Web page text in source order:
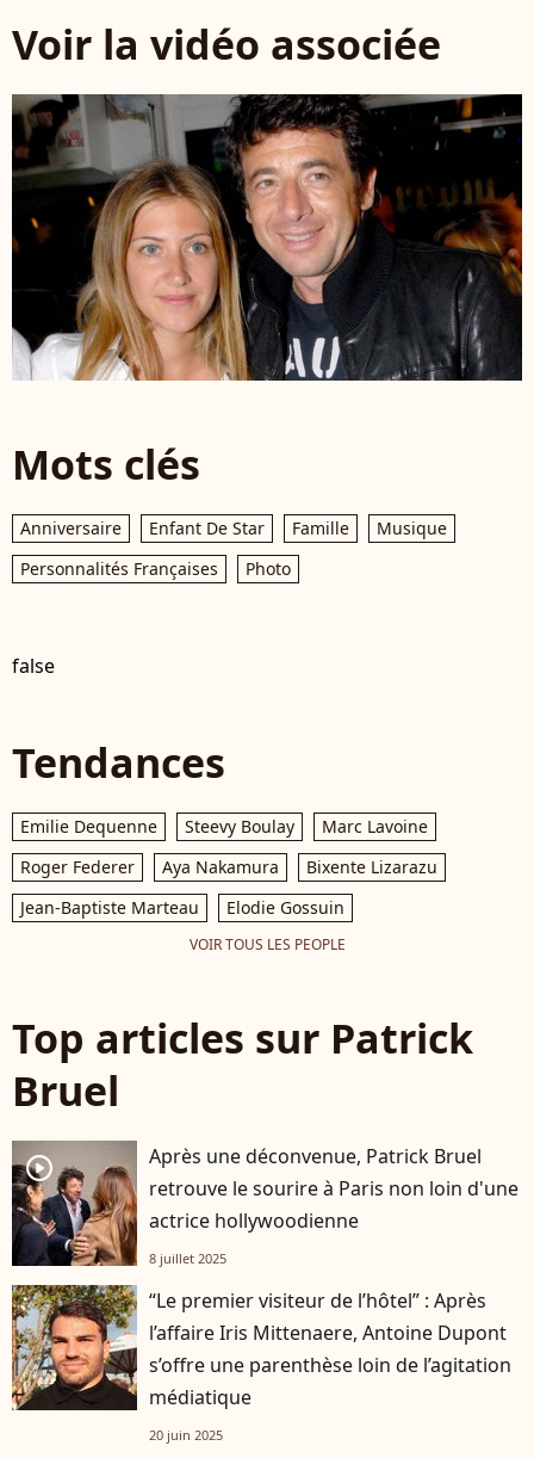
Voir la vidéo associée
Mots clés
Anniversaire Enfant De Star Famille
Musique
Personnalités Françaises
Photo
false
Tendances
Emilie Dequenne Steevy Boulay
Marc Lavoine
Roger Federer
Aya Nakamura
Bixente Lizarazu
Jean-Baptiste Marteau
Elodie Gossuin
VOIR TOUS LES PEOPLE
Top articles sur Patrick
Bruel
player2
Après une déconvenue, Patrick Bruel
retrouve le sourire à Paris non loin d'une
actrice hollywoodienne
8 juillet 2025
“Le premier visiteur de l’hôtel” : Après
l’affaire Iris Mittenaere, Antoine Dupont
s’offre une parenthèse loin de l’agitation
médiatique
20 juin 2025